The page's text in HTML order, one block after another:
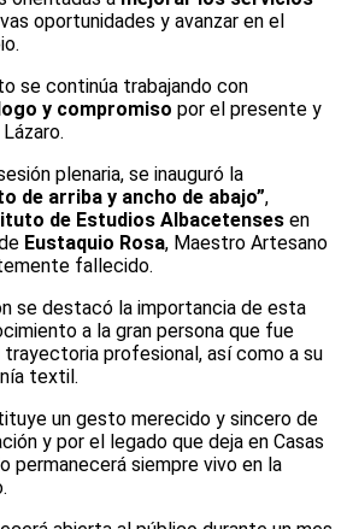
oportunidades y avanzar en el
se continúa trabajando con
y compromiso por el presente y
plenaria, se inauguró la
de arriba y ancho de abajo”,
de Estudios Albacetenses en
Eustaquio Rosa, Maestro Artesano
fallecido.
se destacó la importancia de esta
a la gran persona que fue
trayectoria profesional, así como a su
textil.
un gesto merecido y sincero de
y por el legado que deja en Casas
permanecerá siempre vivo en la